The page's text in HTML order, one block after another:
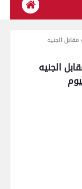
مقابل الجنيه
الجنيه